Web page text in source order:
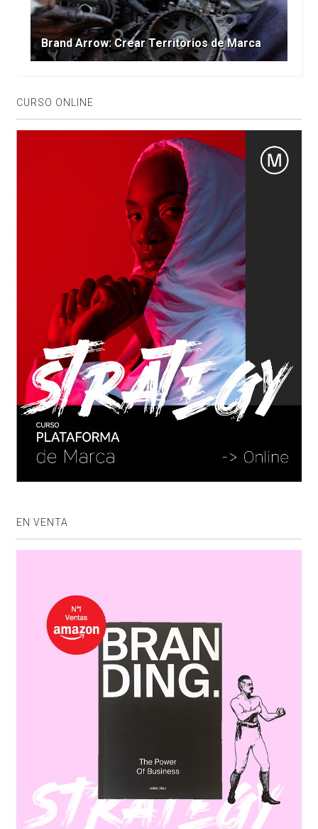
Brand Arrow: Crear Territorios de Marca
CURSO ONLINE
EN VENTA